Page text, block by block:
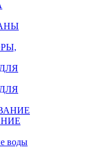
воды